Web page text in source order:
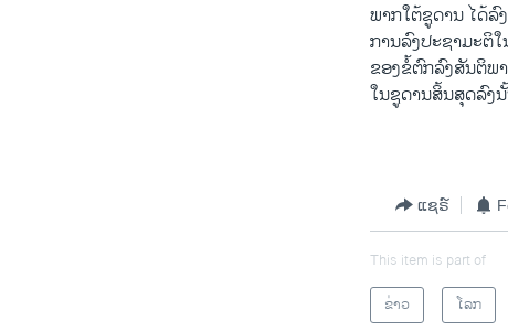
ພາກໃຕ້ຊູດານ ໄດ້ລົ
ການລົງປະຊາມະຕິ
ຂອງຂໍ້ຕົກລົງສັນຕິພ
ໃນຊູດານສິ້ນສຸດລົງ
ແຊຣ໌
This item is part of
ຂ່າວ
ໂລກ